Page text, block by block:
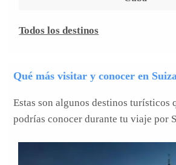
Todos los destinos
Qué más visitar y conocer en Suiza
Estas son algunos destinos turísticos
podrías conocer durante tu viaje por